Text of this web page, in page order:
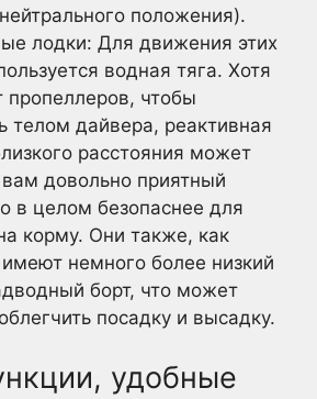
положения).
лодки: Для движения этих
водная тяга. Хотя
пропеллеров, чтобы
телом дайвера, реактивная
расстояния может
вам довольно приятный
в целом безопаснее для
корму. Они также, как
немного более низкий
борт, что может
посадку и высадку.
удобные